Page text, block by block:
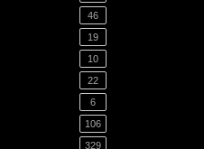
46
19
10
22
6
106
329